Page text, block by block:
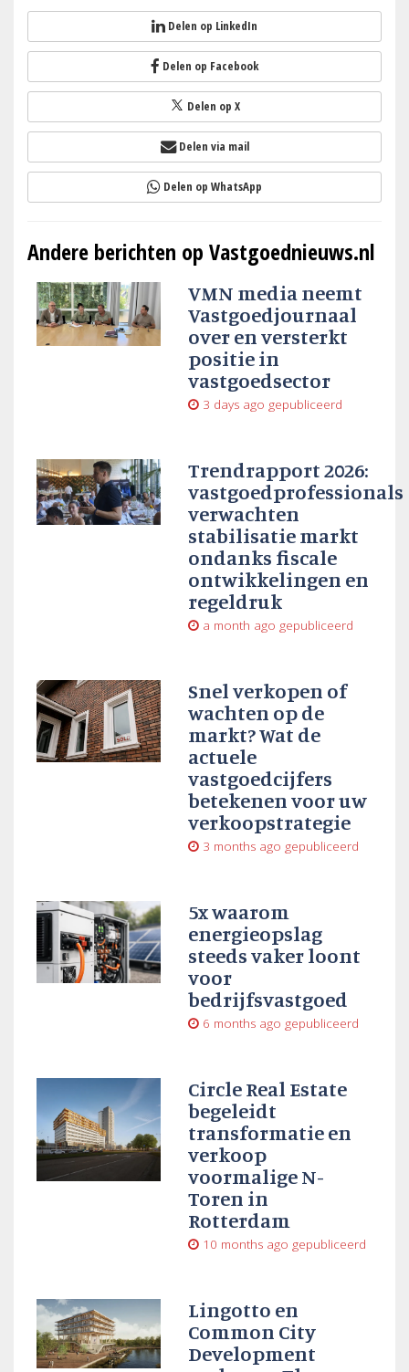
Delen op LinkedIn
Delen op Facebook
Delen op X
Delen via mail
Delen op WhatsApp
Andere berichten op Vastgoednieuws.nl
VMN media neemt
Vastgoedjournaal
over en versterkt
positie in
vastgoedsector
3 days ago gepubliceerd
Trendrapport 2026:
vastgoedprofessionals
verwachten
stabilisatie markt
ondanks fiscale
ontwikkelingen en
regeldruk
a month ago gepubliceerd
Snel verkopen of
wachten op de
markt? Wat de
actuele
vastgoedcijfers
betekenen voor uw
verkoopstrategie
3 months ago gepubliceerd
5x waarom
energieopslag
steeds vaker loont
voor
bedrijfsvastgoed
6 months ago gepubliceerd
Circle Real Estate
begeleidt
transformatie en
verkoop
voormalige N-
Toren in
Rotterdam
10 months ago gepubliceerd
Lingotto en
Common City
Development